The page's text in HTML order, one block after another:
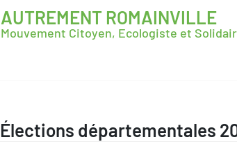
AUTREMENT ROMAINVILLE
Mouvement Citoyen, Ecologiste et
Élections départementales